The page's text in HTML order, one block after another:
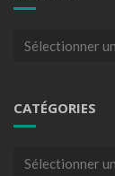
Archives
CATÉGORIES
Catégories